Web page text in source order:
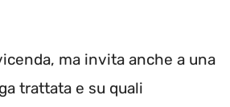
ma invita anche a una
trattata e su quali